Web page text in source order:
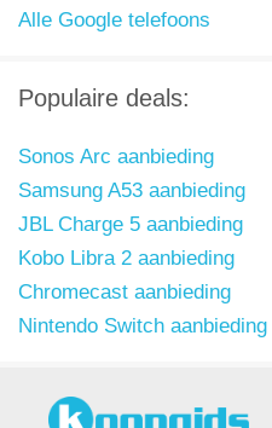
Alle Google telefoons
Populaire deals:
Sonos Arc aanbieding
Samsung A53 aanbieding
JBL Charge 5 aanbieding
Kobo Libra 2 aanbieding
Chromecast aanbieding
Nintendo Switch aanbieding